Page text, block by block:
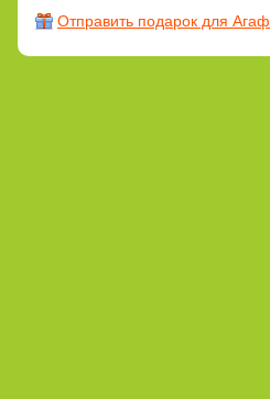
Отправить подарок для